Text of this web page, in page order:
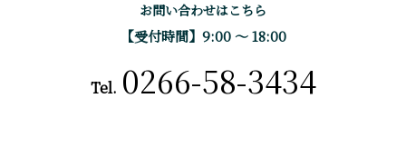
お問い合わせはこちら
【受付時間】9:00 〜 18:00
Tel. 0266-58-3434